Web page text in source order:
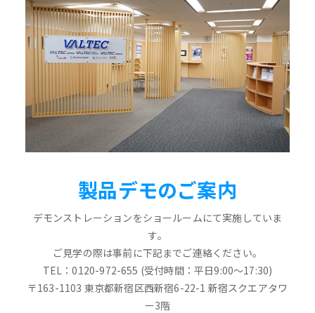
製品デモのご案内
デモンストレーションをショールームにて実施していま
す。
ご見学の際は事前に下記までご連絡ください。
TEL：0120-972-655 (受付時間：平日9:00～17:30)
〒163-1103 東京都新宿区西新宿6-22-1 新宿スクエアタワ
ー3階